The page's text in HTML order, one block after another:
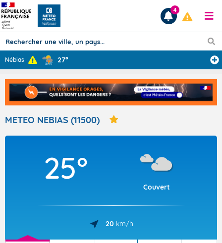
Prévisions
TOUS LES RÉSULTATS
Articles
4
Nébias 27°
METEO NEBIAS (11500)
25°
Couvert
20 km/h